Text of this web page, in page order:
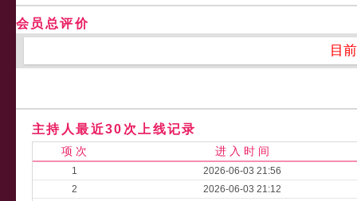
会员总评价
目
主持人最近30次上线记录
项 次 进 入 时 间
1
2026-06-03 21:56
2
2026-06-03 21:12